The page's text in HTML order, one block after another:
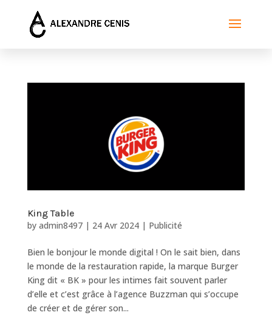
King Table
by admin8497| 24 Avr 2024| Publicité
Bien le bonjour le monde digital ! On le sait bien, dans
le monde de la restauration rapide, la marque Burger
King dit « BK » pour les intimes fait souvent parler
d’elle et c’est grâce à l’agence Buzzman qui s’occupe
de créer et de gérer son...